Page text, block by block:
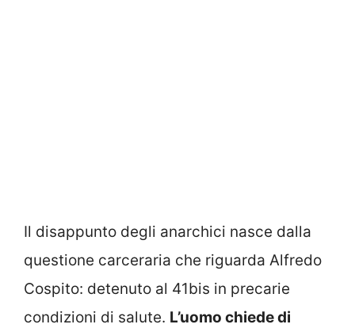
Il disappunto degli anarchici nasce dalla
questione carceraria che riguarda Alfredo
Cospito: detenuto al 41bis in precarie
condizioni di salute. L’uomo chiede di